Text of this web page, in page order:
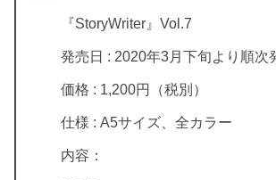
『StoryWriter』Vol.7
発売日 : 2020年3月下旬より順次
価格 : 1,200円（税別）
仕様 : A5サイズ、全カラー
内容：